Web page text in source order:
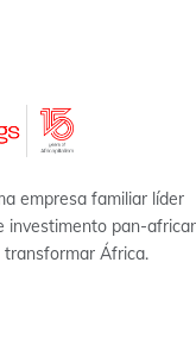
empresa familiar líder
investimento pan-
transformar África.